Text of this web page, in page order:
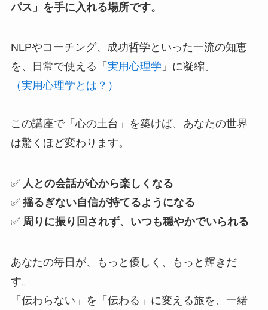
パス」を手に入れる場所です。
NLPやコーチング、成功哲学といった一流の知恵
を、日常で使える「 実用心理学 」に凝縮。
（実用心理学とは？）
この講座で「心の土台」を築けば、あなたの世界
は驚くほど変わります。
✅ 人との会話が心から楽しくなる
✅ 揺るぎない自信が持てるようになる
✅ 周りに振り回されず、いつも穏やかでいられる
あなたの毎日が、もっと優しく、もっと輝きだ
す。
「伝わらない」を「伝わる」に変える旅を、一緒